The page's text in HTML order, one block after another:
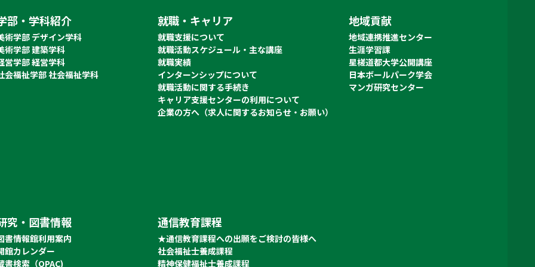
部・学科紹介
術学部 デザイン学科
術学部 建築学科
営学部 経営学科
会福祉学部 社会福祉学科
就職・キャリア
就職支援について
就職活動スケジュール・主な講座
就職実績
インターンシップについて
就職活動に関する手続き
キャリア支援センターの利用について
企業の方へ（求人に関するお知らせ・お願い）
地域貢献
地域連携推進センター
生涯学習課
星槎道都大学公開講座
日本ボールパーク学会
マンガ研究センター
究・図書情報
書情報館利用案内
館カレンダー
書検索（OPAC)
通信教育課程
★通信教育課程への出願をご検討の皆様へ
社会福祉士養成課程
精神保健福祉士養成課程